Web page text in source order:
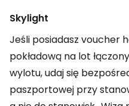
Skylight
Jeśli posiadasz voucher
pokładową na lot
wylotu, udaj się
paszportowej przy